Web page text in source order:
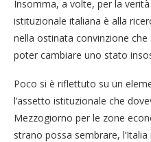
Insomma, a volte, per la
istituzionale italiana è alla
nella ostinata convinzione
poter cambiare uno stato
Poco si è riflettuto su un
l’assetto istituzionale che
Mezzogiorno per le zone
strano possa sembrare,